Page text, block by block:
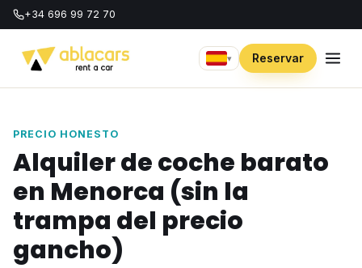
+34 696 99 72 70
▾ Reservar
PRECIO HONESTO
Alquiler de coche barato
en Menorca (sin la
trampa del precio
gancho)